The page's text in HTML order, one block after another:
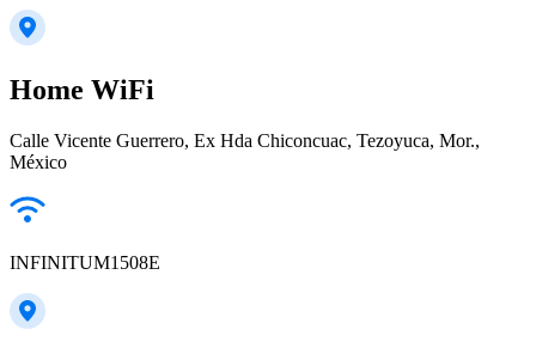
Home WiFi
Calle Vicente Guerrero, Ex Hda Chiconcuac, Tezoyuca, Mor.,
México
INFINITUM1508E